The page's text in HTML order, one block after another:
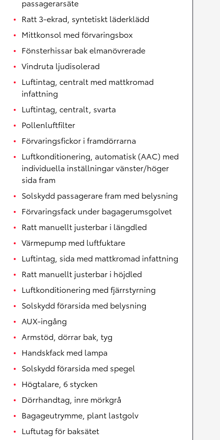
passagerarsäte
Ratt 3-ekrad, syntetiskt läderklädd
Mittkonsol med förvaringsbox
Fönsterhissar bak elmanövrerade
Vindruta ljudisolerad
Luftintag, centralt med mattkromad
infattning
Luftintag, centralt, svarta
Pollenluftfilter
Förvaringsfickor i framdörrarna
Luftkonditionering, automatisk (AAC) med
individuella inställningar vänster/höger
sida fram
Solskydd passagerare fram med belysning
Förvaringsfack under bagagerumsgolvet
Ratt manuellt justerbar i längdled
Värmepump med luftfuktare
Luftintag, sida med mattkromad infattning
Ratt manuellt justerbar i höjdled
Luftkonditionering med fjärrstyrning
Solskydd förarsida med belysning
AUX-ingång
Armstöd, dörrar bak, tyg
Handskfack med lampa
Solskydd förarsida med spegel
Högtalare, 6 stycken
Dörrhandtag, inre mörkgrå
Bagageutrymme, plant lastgolv
Luftutag för baksätet